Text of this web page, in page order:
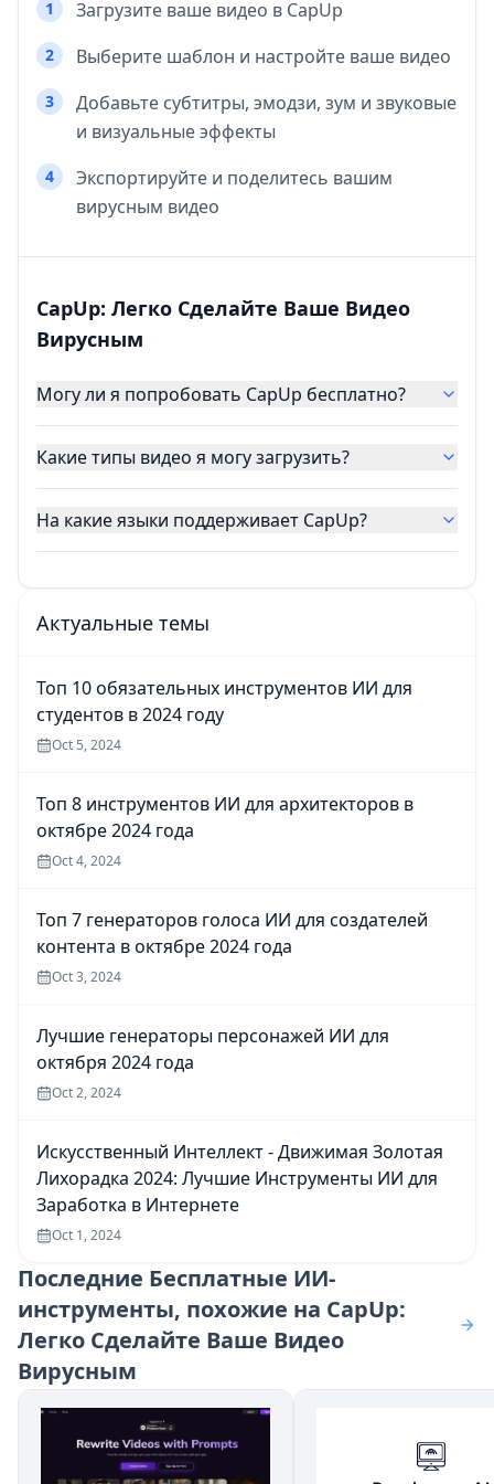
1 Загрузите ваше видео в CapUp
2 Выберите шаблон и настройте ваше видео
3
Добавьте субтитры, эмодзи, зум и звуковые
и визуальные эффекты
4
Экспортируйте и поделитесь вашим
вирусным видео
CapUp: Легко Сделайте Ваше Видео
Вирусным
Могу ли я попробовать CapUp бесплатно?
Какие типы видео я могу загрузить?
На какие языки поддерживает CapUp?
Актуальные темы
Топ 10 обязательных инструментов ИИ для
студентов в 2024 году
Oct 5, 2024
Топ 8 инструментов ИИ для архитекторов в
октябре 2024 года
Oct 4, 2024
Топ 7 генераторов голоса ИИ для создателей
контента в октябре 2024 года
Oct 3, 2024
Лучшие генераторы персонажей ИИ для
октября 2024 года
Oct 2, 2024
Искусственный Интеллект - Движимая Золотая
Лихорадка 2024: Лучшие Инструменты ИИ для
Заработка в Интернете
Oct 1, 2024
Последние Бесплатные ИИ-
инструменты, похожие на CapUp:
Легко Сделайте Ваше Видео
Вирусным